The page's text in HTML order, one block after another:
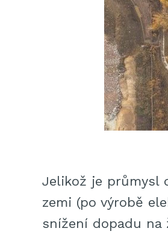
Jelikož je průmysl
zemi (po výrobě
snížení dopadu na